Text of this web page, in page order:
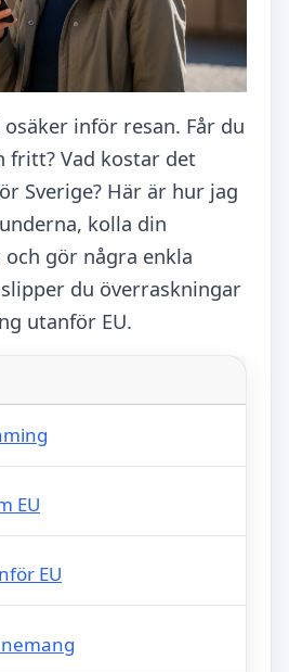
inför resan. Får du
fritt? Vad kostar det
Sverige? Här är hur jag
kolla din
gör några enkla
du överraskningar
utanför EU.
EU
EU